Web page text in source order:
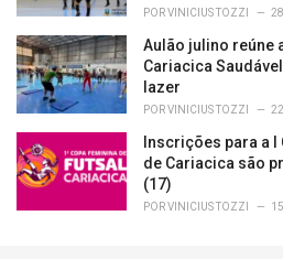
PORVINICIUS TOZZI
Aulão julino reúne
Cariacica
lazer
PORVINICIUS TOZZI
Inscrições para a I
de Cariacica são
(17)
PORVINICIUS TOZZI